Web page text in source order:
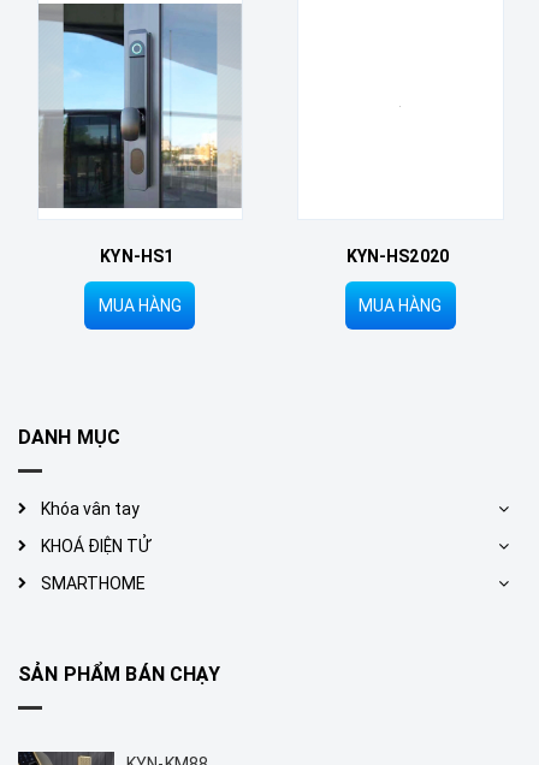
KYN-HS1
MUA HÀNG
KYN-HS2020
MUA HÀNG
DANH MỤC
Khóa vân tay
KHOÁ ĐIỆN TỬ
SMARTHOME
SẢN PHẨM BÁN CHẠY